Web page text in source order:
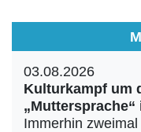
03.08.2026
Kulturkampf um
„Muttersprache“
Immerhin